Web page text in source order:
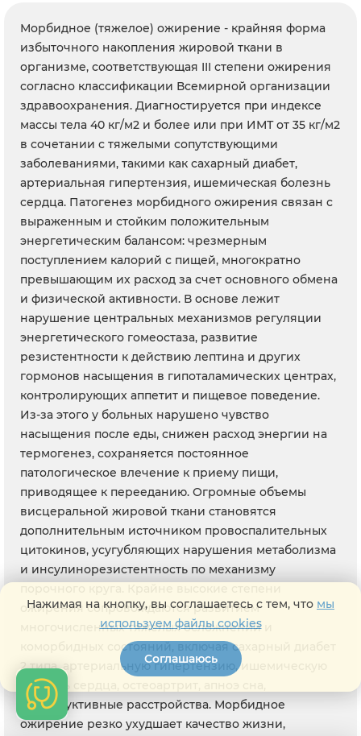
Морбидное (тяжелое) ожирение - крайняя форма
избыточного накопления жировой ткани в
организме, соответствующая III степени ожирения
согласно классификации Всемирной организации
здравоохранения. Диагностируется при индексе
массы тела 40 кг/м2 и более или при ИМТ от 35 кг/м2
в сочетании с тяжелыми сопутствующими
заболеваниями, такими как сахарный диабет,
артериальная гипертензия, ишемическая болезнь
сердца. Патогенез морбидного ожирения связан с
выраженным и стойким положительным
энергетическим балансом: чрезмерным
поступлением калорий с пищей, многократно
превышающим их расход за счет основного обмена
и физической активности. В основе лежит
нарушение центральных механизмов регуляции
энергетического гомеостаза, развитие
резистентности к действию лептина и других
гормонов насыщения в гипоталамических центрах,
контролирующих аппетит и пищевое поведение.
Из-за этого у больных нарушено чувство
насыщения после еды, снижен расход энергии на
термогенез, сохраняется постоянное
патологическое влечение к приему пищи,
приводящее к перееданию. Огромные объемы
висцеральной жировой ткани становятся
дополнительным источником провоспалительных
цитокинов, усугубляющих нарушения метаболизма
и инсулинорезистентность по механизму
ожирения сопровождаются развитием
многочисленных тяжелых осложнений и
коморбидных состояний, включая сахарный диабет
2 типа, артериальную гипертензию, ишемическую
болезнь сердца, остеоартрит, апноэ сна,
репродуктивные расстройства. Морбидное
ожирение резко ухудшает качество жизни,
Нажимая на кнопку, вы соглашаетесь с тем, что мы
используем файлы cookies
Соглашаюсь